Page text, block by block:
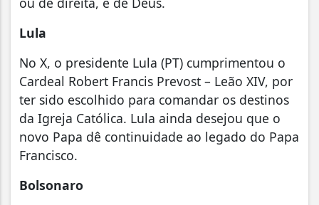
Lula
No X, o presidente Lula (PT) cumprimentou o
Cardeal Robert Francis Prevost – Leão XIV, por
ter sido escolhido para comandar os destinos
da Igreja Católica. Lula ainda desejou que o
novo Papa dê continuidade ao legado do Papa
Francisco.
Bolsonaro